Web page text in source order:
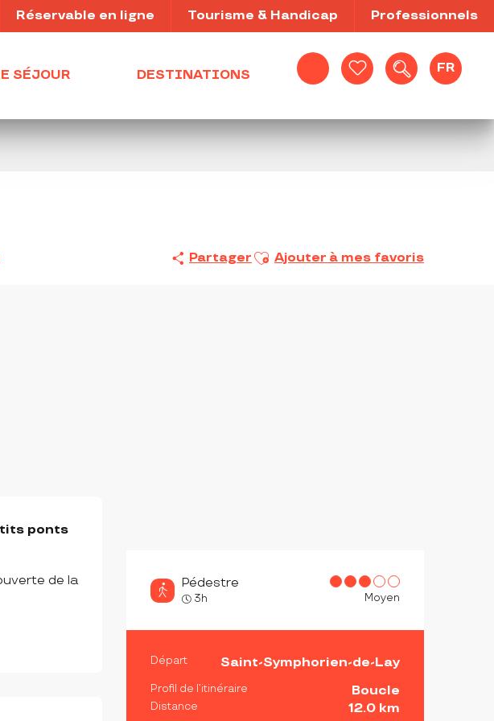
Recherche
FR
Réservable en ligne Tourisme & Handicap Professionnels
SÉJOUR DESTINATIONS
Partager Ajouter aux favoris
Ajouter à mes favoris
Pédestre
3h Moyen
INFORMATIONS
Départ Saint-Symphorien-de-Lay
Profil de l’itinéraire Boucle
Distance 12.0 km
ponts
de la